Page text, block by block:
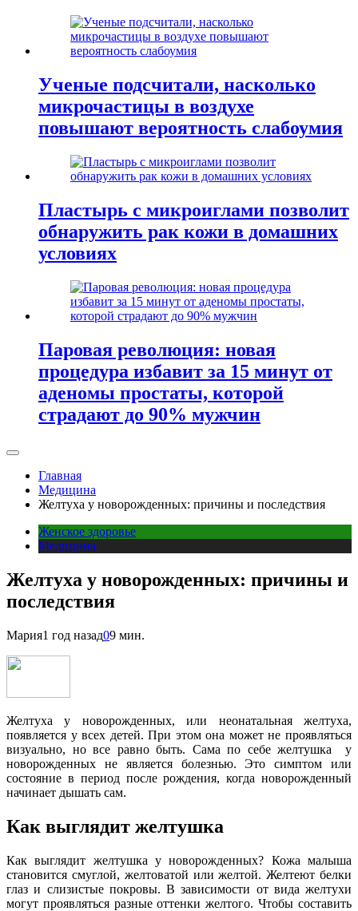
Ученые подсчитали, насколько
микрочастицы в воздухе
повышают вероятность слабоумия
Пластырь с микроиглами позволит
обнаружить рак кожи в домашних
условиях
Паровая революция: новая
процедура избавит за 15 минут от
аденомы простаты, которой
страдают до 90% мужчин
Главная
Медицина
Желтуха у новорожденных: причины и последствия
Женское здоровье
Медицина
Желтуха у новорожденных: причины и
последствия
Мария1 год назад09 мин.
Желтуха у новорожденных, или неонатальная желтуха,
появляется у всех детей. При этом она может не проявляться
визуально, но все равно быть. Сама по себе желтушка у
новорожденных не является болезнью. Это симптом или
состояние в период после рождения, когда новорожденный
начинает дышать сам.
Как выглядит желтушка
Как выглядит желтушка у новорожденных? Кожа малыша
становится смуглой, желтоватой или желтой. Желтеют белки
глаз и слизистые покровы. В зависимости от вида желтухи
могут проявляться разные оттенки желтого. Чтобы составить